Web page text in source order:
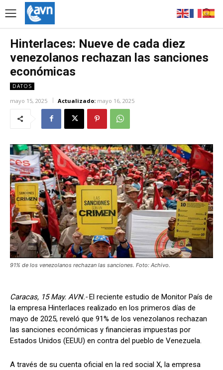
Hinterlaces: Nueve de cada diez
venezolanos rechazan las sanciones
económicas
DATOS
mayo 15, 2025 Actualizado: mayo 16, 2025
91% de los venezolanos rechazan las sanciones. Foto: Achivo.
Caracas, 15 May. AVN.- El reciente estudio de Monitor País de
la empresa Hinterlaces realizado en los primeros días de
mayo de 2025, reveló que 91% de los venezolanos rechazan
las sanciones económicas y financieras impuestas por
Estados Unidos (EEUU) en contra del pueblo de Venezuela.
A través de su cuenta oficial en la red social X, la empresa